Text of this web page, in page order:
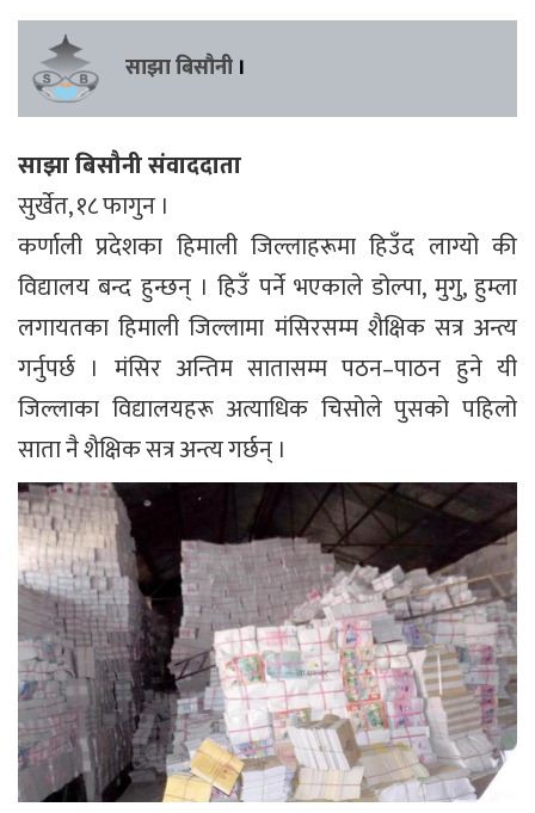
साझा बिसौनी ।
साझा बिसौनी संवाददाता
सुर्खेत, १८ फागुन ।
कर्णाली प्रदेशका हिमाली जिल्लाहरूमा हिउँद लाग्यो की
विद्यालय बन्द हुन्छन् । हिउँ पर्ने भएकाले डोल्पा, मुगु, हुम्ला
लगायतका हिमाली जिल्लामा मंसिरसम्म शैक्षिक सत्र अन्त्य
गर्नुपर्छ । मंसिर अन्तिम सातासम्म पठन–पाठन हुने यी
जिल्लाका विद्यालयहरू अत्याधिक चिसोले पुसको पहिलो
साता नै शैक्षिक सत्र अन्त्य गर्छन् ।